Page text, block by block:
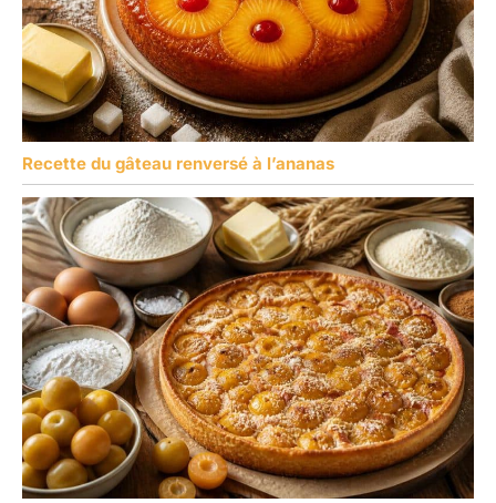
Recette du gâteau renversé à l’ananas